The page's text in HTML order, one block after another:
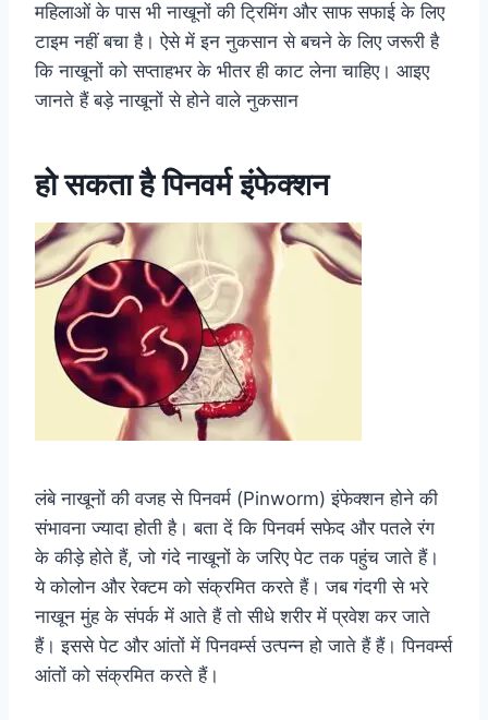
महिलाओं के पास भी नाखूनों की ट्रिमिंग और साफ सफाई के लिए
टाइम नहीं बचा है। ऐसे में इन नुकसान से बचने के लिए जरूरी है
कि नाखूनों को सप्ताहभर के भीतर ही काट लेना चाहिए। आइए
जानते हैं बड़े नाखूनों से होने वाले नुकसान
हो सकता है पिनवर्म इंफेक्शन
लंबे नाखूनों की वजह से पिनवर्म (Pinworm) इंफेक्शन होने की
संभावना ज्यादा होती है। बता दें कि पिनवर्म सफेद और पतले रंग
के कीड़े होते हैं, जो गंदे नाखूनों के जरिए पेट तक पहुंच जाते हैं।
ये कोलोन और रेक्टम को संक्रमित करते हैं। जब गंदगी से भरे
नाखून मुंह के संपर्क में आते हैं तो सीधे शरीर में प्रवेश कर जाते
हैं। इससे पेट और आंतों में पिनवर्म्स उत्पन्न हो जाते हैं हैं। पिनवर्म्स
आंतों को संक्रमित करते हैं।